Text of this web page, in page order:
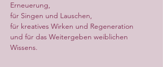
Erneuerung,
für Singen und Lauschen,
für kreatives Wirken und Regeneration
und für das Weitergeben weiblichen
Wissens.